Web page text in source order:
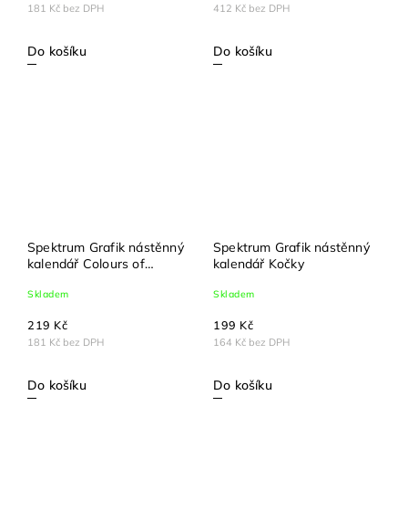
181 Kč bez DPH
Do košíku
412 Kč bez DPH
Do košíku
Spektrum Grafik nástěnný
kalendář Colours of
Skladem
181 Kč bez DPH
219 Kč
Do košíku
Spektrum Grafik nástěnný
kalendář Kočky
Skladem
164 Kč bez DPH
199 Kč
Do košíku